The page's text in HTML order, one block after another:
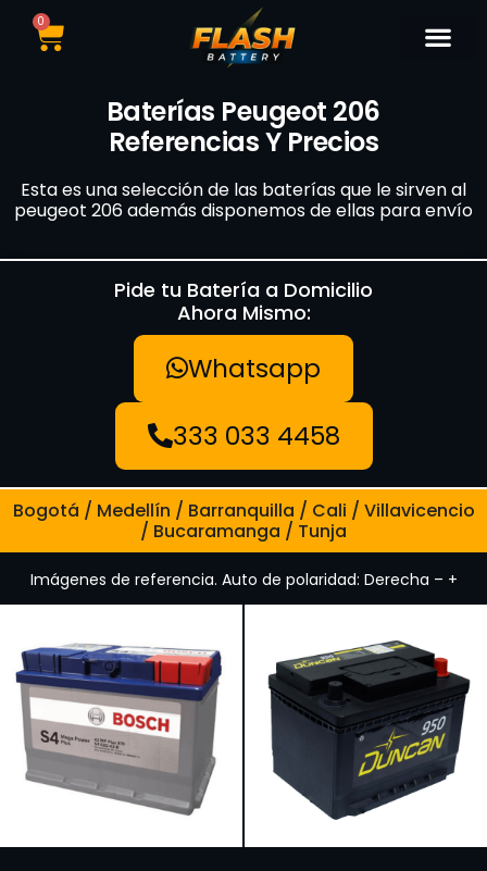
0
Baterías Peugeot 206
Referencias Y Precios
Esta es una selección de las baterías que le sirven al
peugeot 206 además disponemos de ellas para envío
Pide tu Batería a Domicilio
Ahora Mismo:
Whatsapp
333 033 4458
Bogotá / Medellín / Barranquilla / Cali / Villavicencio
/ Bucaramanga / Tunja
Imágenes de referencia. Auto de polaridad: Derecha – +